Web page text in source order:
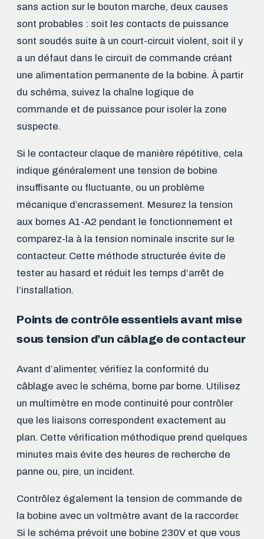
sans action sur le bouton marche, deux causes
sont probables : soit les contacts de puissance
sont soudés suite à un court-circuit violent, soit il y
a un défaut dans le circuit de commande créant
une alimentation permanente de la bobine. À partir
du schéma, suivez la chaîne logique de
commande et de puissance pour isoler la zone
suspecte.
Si le contacteur claque de manière répétitive, cela
indique généralement une tension de bobine
insuffisante ou fluctuante, ou un problème
mécanique d’encrassement. Mesurez la tension
aux bornes A1-A2 pendant le fonctionnement et
comparez-la à la tension nominale inscrite sur le
contacteur. Cette méthode structurée évite de
tester au hasard et réduit les temps d’arrêt de
l’installation.
Points de contrôle essentiels avant mise
sous tension d’un câblage de contacteur
Avant d’alimenter, vérifiez la conformité du
câblage avec le schéma, borne par borne. Utilisez
un multimètre en mode continuité pour contrôler
que les liaisons correspondent exactement au
plan. Cette vérification méthodique prend quelques
minutes mais évite des heures de recherche de
panne ou, pire, un incident.
Contrôlez également la tension de commande de
la bobine avec un voltmètre avant de la raccorder.
Si le schéma prévoit une bobine 230V et que vous